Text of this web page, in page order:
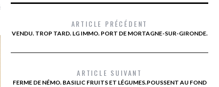
je ne parle presque que
ARTICLE PRÉCÉDENT
VENDU. TROP TARD. LG IMMO. PORT DE MORTAGNE-SUR-GIRONDE.
ARTICLE SUIVANT
FERME DE NÉMO. BASILIC FRUITS ET LÉGUMES.POUSSENT AU FOND